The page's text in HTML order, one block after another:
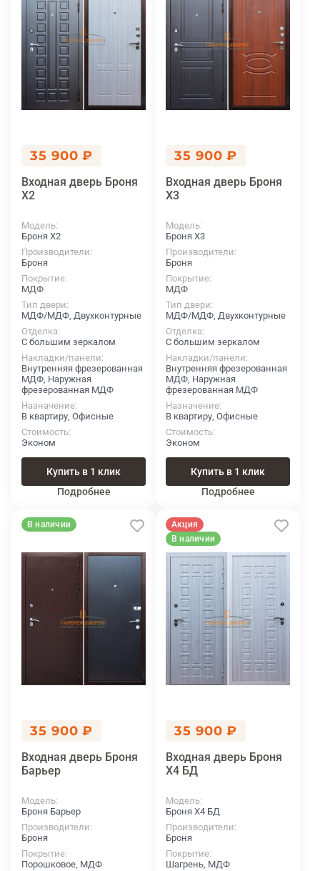
35 900 ₽
Входная дверь Броня
X2
Модель
Броня X2
Производители
Броня
Покрытие
МДФ
Тип двери
МДФ/МДФ, Двухконтурные
Отделка
С большим зеркалом
Накладки/панели
Внутренняя фрезерованная
МДФ, Наружная
фрезерованная МДФ
Назначение
В квартиру, Офисные
Стоимость
Эконом
Купить в 1 клик
Подробнее
35 900 ₽
Входная дверь Броня
X3
Модель
Броня X3
Производители
Броня
Покрытие
МДФ
Тип двери
МДФ/МДФ, Двухконтурные
Отделка
С большим зеркалом
Накладки/панели
Внутренняя фрезерованная
МДФ, Наружная
фрезерованная МДФ
Назначение
В квартиру, Офисные
Стоимость
Эконом
Купить в 1 клик
Подробнее
В наличии
35 900 ₽
Входная дверь Броня
Барьер
Модель
Броня Барьер
Производители
Броня
Покрытие
Порошковое, МДФ
Акция
В наличии
35 900 ₽
Входная дверь Броня
X4 БД
Модель
Броня X4 БД
Производители
Броня
Покрытие
Шагрень, МДФ